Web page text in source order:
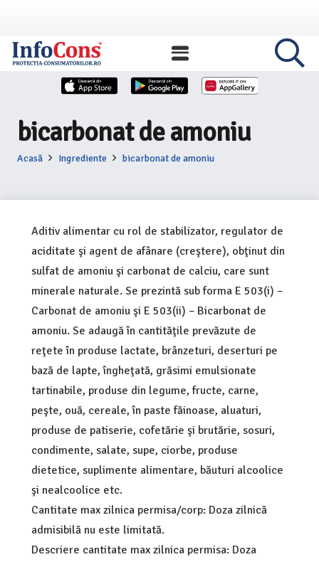
bicarbonat de amoniu
Acasă Ingrediente bicarbonat de amoniu
Aditiv alimentar cu rol de stabilizator, regulator de
aciditate şi agent de afânare (creştere), obţinut din
sulfat de amoniu şi carbonat de calciu, care sunt
minerale naturale. Se prezintă sub forma E 503(i) –
Carbonat de amoniu şi E 503(ii) – Bicarbonat de
amoniu. Se adaugă în cantităţile prevăzute de
reţete în produse lactate, brânzeturi, deserturi pe
bază de lapte, îngheţată, grăsimi emulsionate
tartinabile, produse din legume, fructe, carne,
peşte, ouă, cereale, în paste făinoase, aluaturi,
produse de patiserie, cofetărie şi brutărie, sosuri,
condimente, salate, supe, ciorbe, produse
dietetice, suplimente alimentare, băuturi alcoolice
şi nealcoolice etc.
Cantitate max zilnica permisa/corp: Doza zilnică
admisibilă nu este limitată.
Descriere cantitate max zilnica permisa: Doza